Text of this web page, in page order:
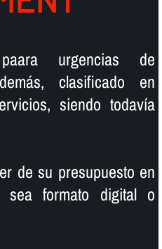
urgencias de
clasificado en
siendo todaví­a
de su presupuesto en
sea formato digital o